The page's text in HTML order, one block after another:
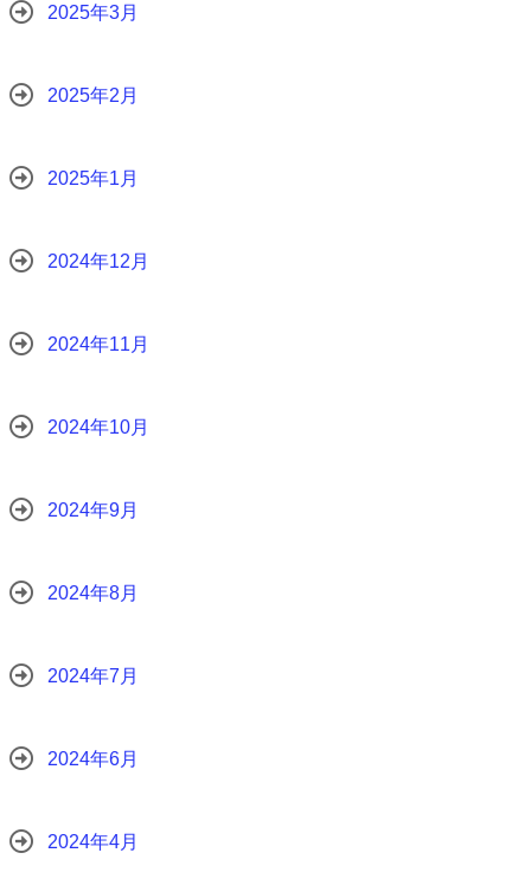
2025年3月
2025年2月
2025年1月
2024年12月
2024年11月
2024年10月
2024年9月
2024年8月
2024年7月
2024年6月
2024年4月